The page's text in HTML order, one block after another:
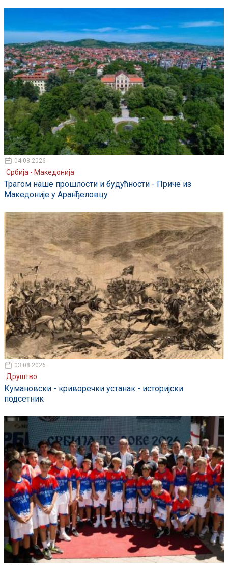
04.08.2026
Србија - Македонија
Трагом наше прошлости и будућности - Приче из
Македоније у Аранђеловцу
03.08.2026
Друштво
Кумановски - криворечки устанак - историјски
подсетник